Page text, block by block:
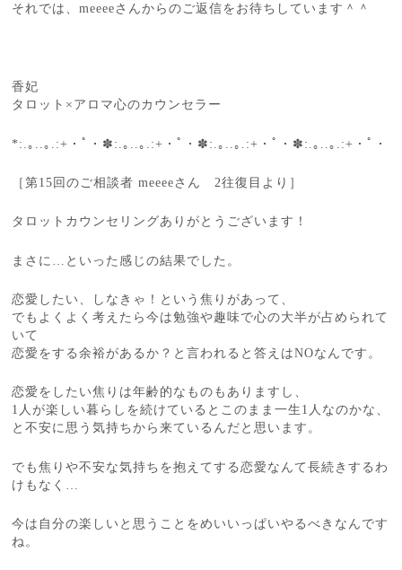
それでは、meeeeさんからのご返信をお待ちしています＾＾
香妃
タロット×アロマ心のカウンセラー
*:.｡..｡.:+・ﾟ・✽:.｡..｡.:+・ﾟ・✽:.｡..｡.:+・ﾟ・✽:.｡..｡.:+・ﾟ・
［第15回のご相談者 meeeeさん 2往復目より］
タロットカウンセリングありがとうございます！
まさに…といった感じの結果でした。
恋愛したい、しなきゃ！という焦りがあって、
でもよくよく考えたら今は勉強や趣味で心の大半が占められて
いて
恋愛をする余裕があるか？と言われると答えはNOなんです。
恋愛をしたい焦りは年齢的なものもありますし、
1人が楽しい暮らしを続けているとこのまま一生1人なのかな、
と不安に思う気持ちから来ているんだと思います。
でも焦りや不安な気持ちを抱えてする恋愛なんて長続きするわ
けもなく…
今は自分の楽しいと思うことをめいいっぱいやるべきなんです
ね。